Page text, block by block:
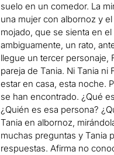
suelo en un comedor. La
una mujer con albornoz y
mojado, que se sienta en el
ambiguamente, un rato,
llegue un tercer personaje,
pareja de Tania. Ni Tania ni
estar en casa, esta noche.
se han encontrado. ¿Qué
¿Quién es esa persona?
Tania en albornoz,
muchas preguntas y Tania
respuestas. Afirma no